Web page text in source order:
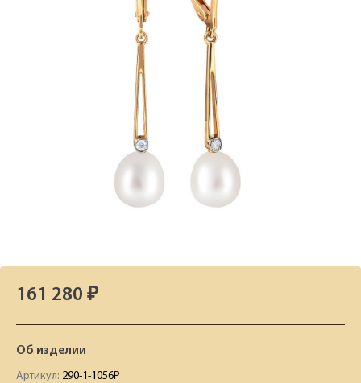
161 280 ₽
Об изделии
Артикул: 290-1-1056Р